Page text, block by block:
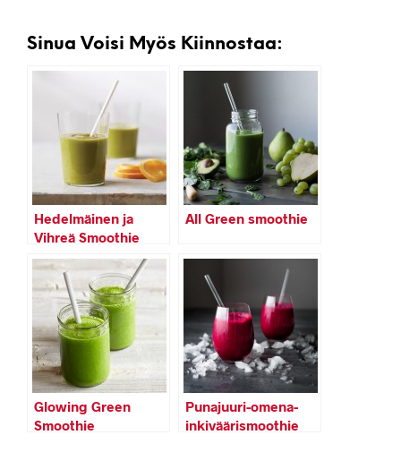
Sinua Voisi Myös Kiinnostaa:
Hedelmäinen ja
Vihreä Smoothie
All Green smoothie
Glowing Green
Smoothie
Punajuuri-omena-
inkiväärismoothie